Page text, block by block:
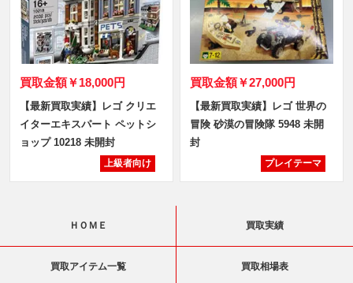
買取金額￥18,000円
【最新買取実績】レゴ クリエ
イターエキスパート ペットシ
ョップ 10218 未開封
上級者向け
買取金額￥27,000円
【最新買取実績】レゴ 世界の
冒険 砂漠の冒険隊 5948 未開
封
プレイテーマ
ＨＯＭＥ 買取実績
買取アイテム一覧 買取相場表